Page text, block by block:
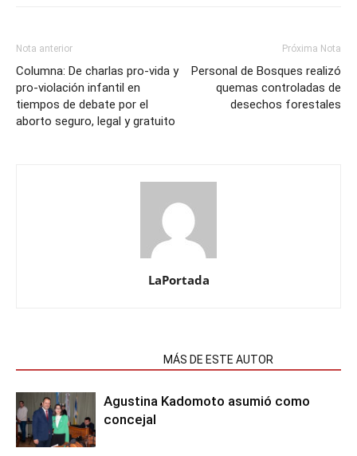
Nota anterior
Columna: De charlas pro-vida y
pro-violación infantil en
tiempos de debate por el
aborto seguro, legal y gratuito
Próxima Nota
Personal de Bosques realizó
quemas controladas de
desechos forestales
LaPortada
MÁS DE ESTE AUTOR
Agustina Kadomoto asumió como
concejal